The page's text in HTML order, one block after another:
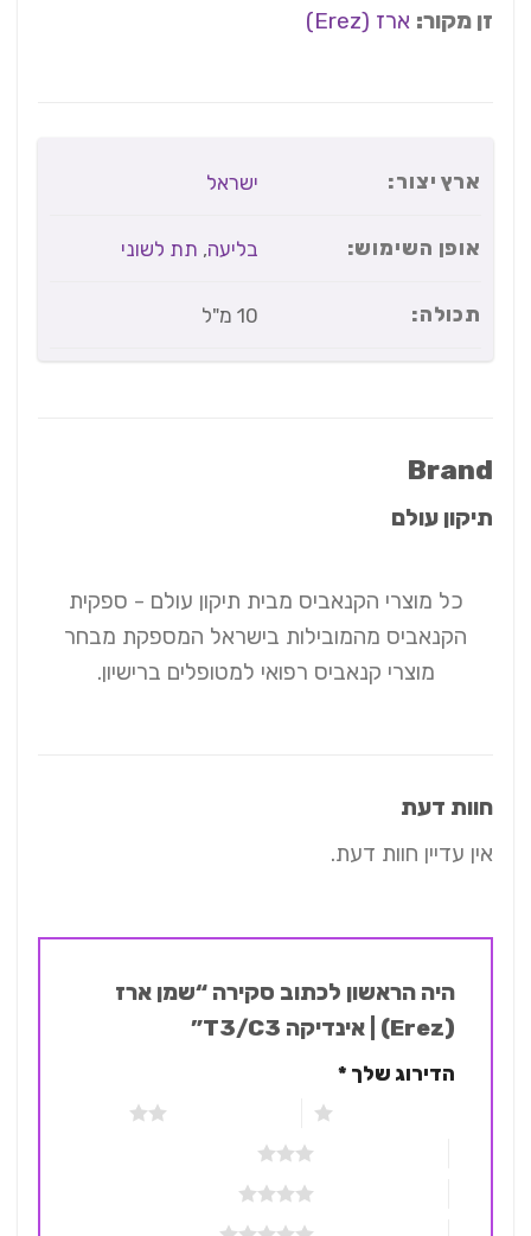
זן מקור: ארז (Erez)
ארץ יצור: ישראל
אופן השימוש: בליעה,תת לשוני
תכולה: 10 מ"ל
Brand
תיקון עולם
כל מוצרי הקנאביס מבית תיקון עולם - ספקית
הקנאביס מהמובילות בישראל​​ המספקת מבחר
מוצרי קנאביס רפואי למטופלים ברישיון.
חוות דעת
אין עדיין חוות דעת.
היה הראשון לכתוב סקירה “שמן ארז
הדירוג שלך*
2 מתוך 5 כוכבים